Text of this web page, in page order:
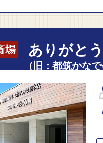
ありがと
（旧：都筑かなで